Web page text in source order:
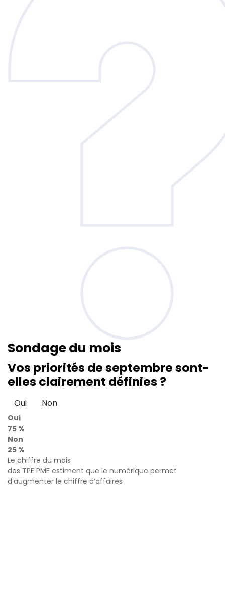
Sondagedu mois
Vos priorités de septembre sont-
elles clairement définies ?
Oui Non
Oui
75 %
Non
25 %
Le chiffre du mois
des TPE PME estiment que le numérique permet
d’augmenter le chiffre d’affaires